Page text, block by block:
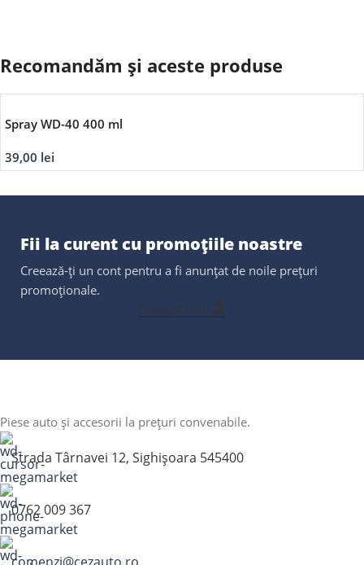
Recomandăm și aceste produse
Spray WD-40 400 ml
39,00 lei
Fii la curent cu promoțiile noastre
Creează-ți un cont pentru a fi anunțat de noile prețuri
promoționale.
Creează cont
Piese auto și accesorii la prețuri convenabile.
Strada Târnavei 12, Sighișoara 545400
0762 009 367